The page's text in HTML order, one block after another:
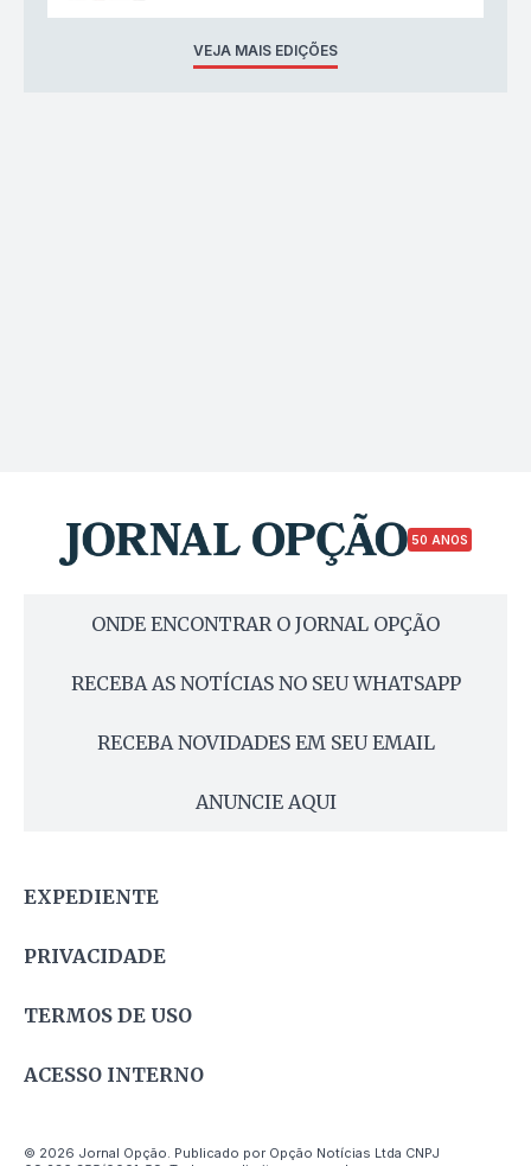
VEJA MAIS EDIÇÕES
50 ANOS
ONDE ENCONTRAR O JORNAL OPÇÃO
RECEBA AS NOTÍCIAS NO SEU WHATSAPP
RECEBA NOVIDADES EM SEU EMAIL
ANUNCIE AQUI
EXPEDIENTE
PRIVACIDADE
TERMOS DE USO
ACESSO INTERNO
© 2026 Jornal Opção. Publicado por Opção Notícias Ltda CNPJ